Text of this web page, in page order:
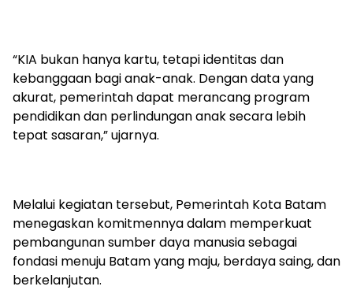
“KIA bukan hanya kartu, tetapi identitas dan
kebanggaan bagi anak-anak. Dengan data yang
akurat, pemerintah dapat merancang program
pendidikan dan perlindungan anak secara lebih
tepat sasaran,” ujarnya.
Melalui kegiatan tersebut, Pemerintah Kota Batam
menegaskan komitmennya dalam memperkuat
pembangunan sumber daya manusia sebagai
fondasi menuju Batam yang maju, berdaya saing, dan
berkelanjutan.